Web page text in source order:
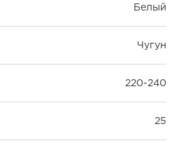
Белый
Чугун
220-240
25